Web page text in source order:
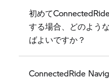
初めて
する場合、どのよう
ばよいですか？
ConnectedRide